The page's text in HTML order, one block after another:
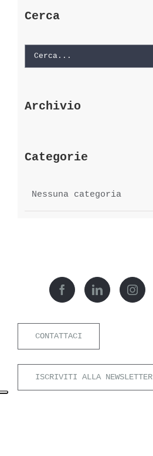
Cerca
Cerca
Archivio
Categorie
Nessuna categoria
CONTATTACI
ISCRIVITI ALLA NEWSLETTER